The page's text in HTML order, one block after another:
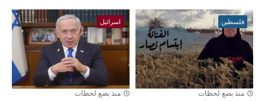
فلسطين
منذ بضع لحظات
اسرائيل
منذ بضع لحظات